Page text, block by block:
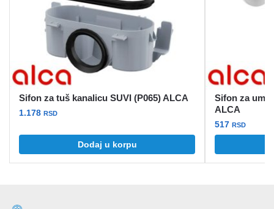
Sifon za tuš kanalicu SUVI (P065) ALCA
1.178 RSD
Dodaj u korpu
Sifon za
ALCA
517 RSD